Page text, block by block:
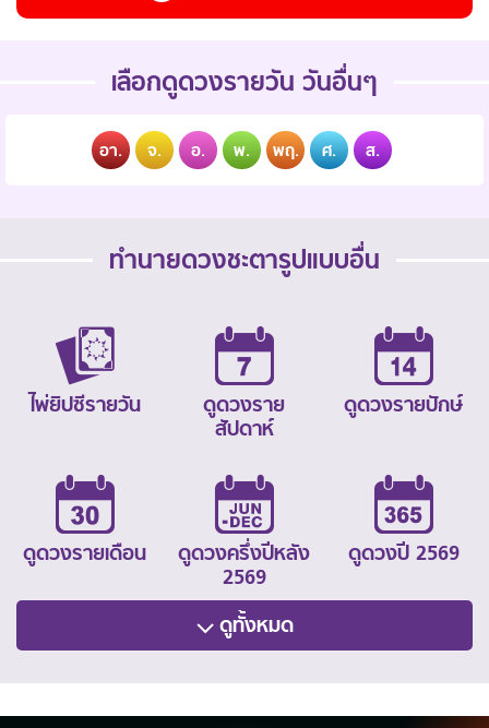
เลือกดูดวงรายวัน วันอื่นๆ
อา. จ. อ. พ. พฤ. ศ. ส.
ทำนายดวงชะตารูปแบบอื่น
ไพ่ยิปซีรายวัน
ดูดวงราย
สัปดาห์
ดูดวงรายปักษ์
ดูดวงรายเดือน
ดูดวงครึ่งปีหลัง
2569
ดูดวงปี 2569
ดูทั้งหมด